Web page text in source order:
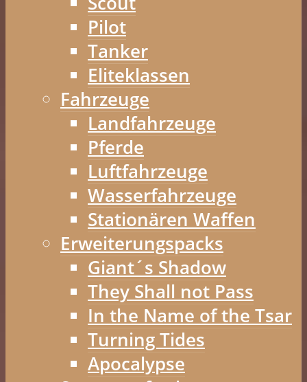
Pilot
Tanker
Eliteklassen
Fahrzeuge
Landfahrzeuge
Pferde
Luftfahrzeuge
Wasserfahrzeuge
Stationären Waffen
Erweiterungspacks
Giant´s Shadow
They Shall not Pass
In the Name of the Tsar
Turning Tides
Apocalypse